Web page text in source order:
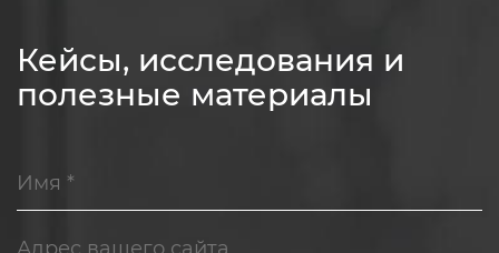
Кейсы, исследования и
полезные материалы